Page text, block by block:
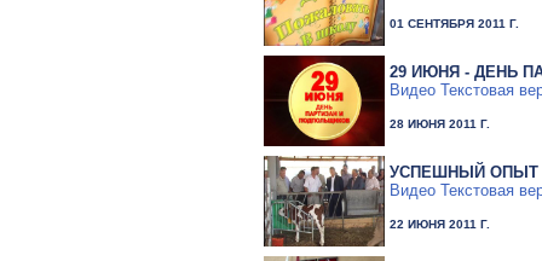
01 СЕНТЯБРЯ 2011 Г.
29 ИЮНЯ - ДЕНЬ
Видео Текстовая
28 ИЮНЯ 2011 Г.
УСПЕШНЫЙ ОПЫТ
Видео Текстовая
22 ИЮНЯ 2011 Г.